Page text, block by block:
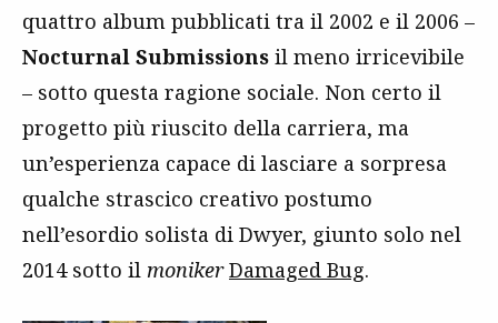
quattro album pubblicati tra il 2002 e il 2006 –
Nocturnal Submissions il meno irricevibile
– sotto questa ragione sociale. Non certo il
progetto più riuscito della carriera, ma
un’esperienza capace di lasciare a sorpresa
qualche strascico creativo postumo
nell’esordio solista di Dwyer, giunto solo nel
2014 sotto il moniker Damaged Bug.